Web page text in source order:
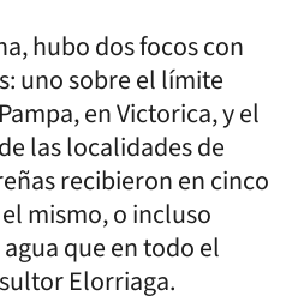
hubo dos focos con
uno sobre el límite
en Victorica, y el
las localidades de
recibieron en cinco
mismo, o incluso
que en todo el
Elorriaga.